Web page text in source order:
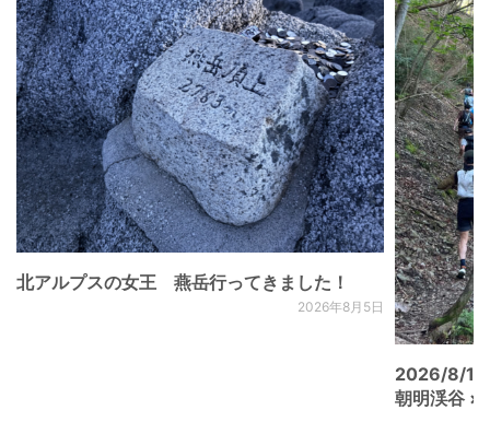
北アルプスの女王 燕岳行ってきました！
2026年8月5日
2026/8/
朝明渓谷 ×